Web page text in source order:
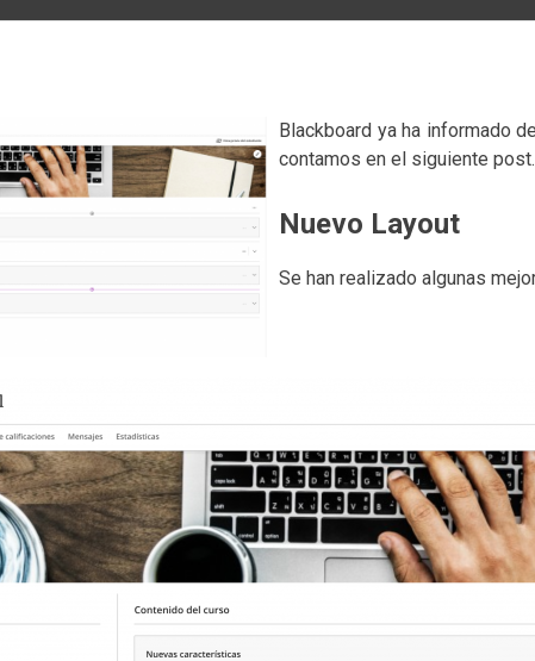
Blackboard ya ha informado
contamos en el siguiente post.
Nuevo Layout
Se han realizado algunas